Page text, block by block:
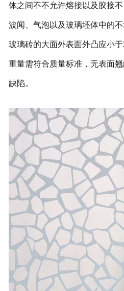
体之间不不允许熔接以及胶接
波闻、气泡以及玻璃坯体中的不
玻璃砖的大面外表面外凸应小于
重量需符合质量标准，无表面
缺陷。